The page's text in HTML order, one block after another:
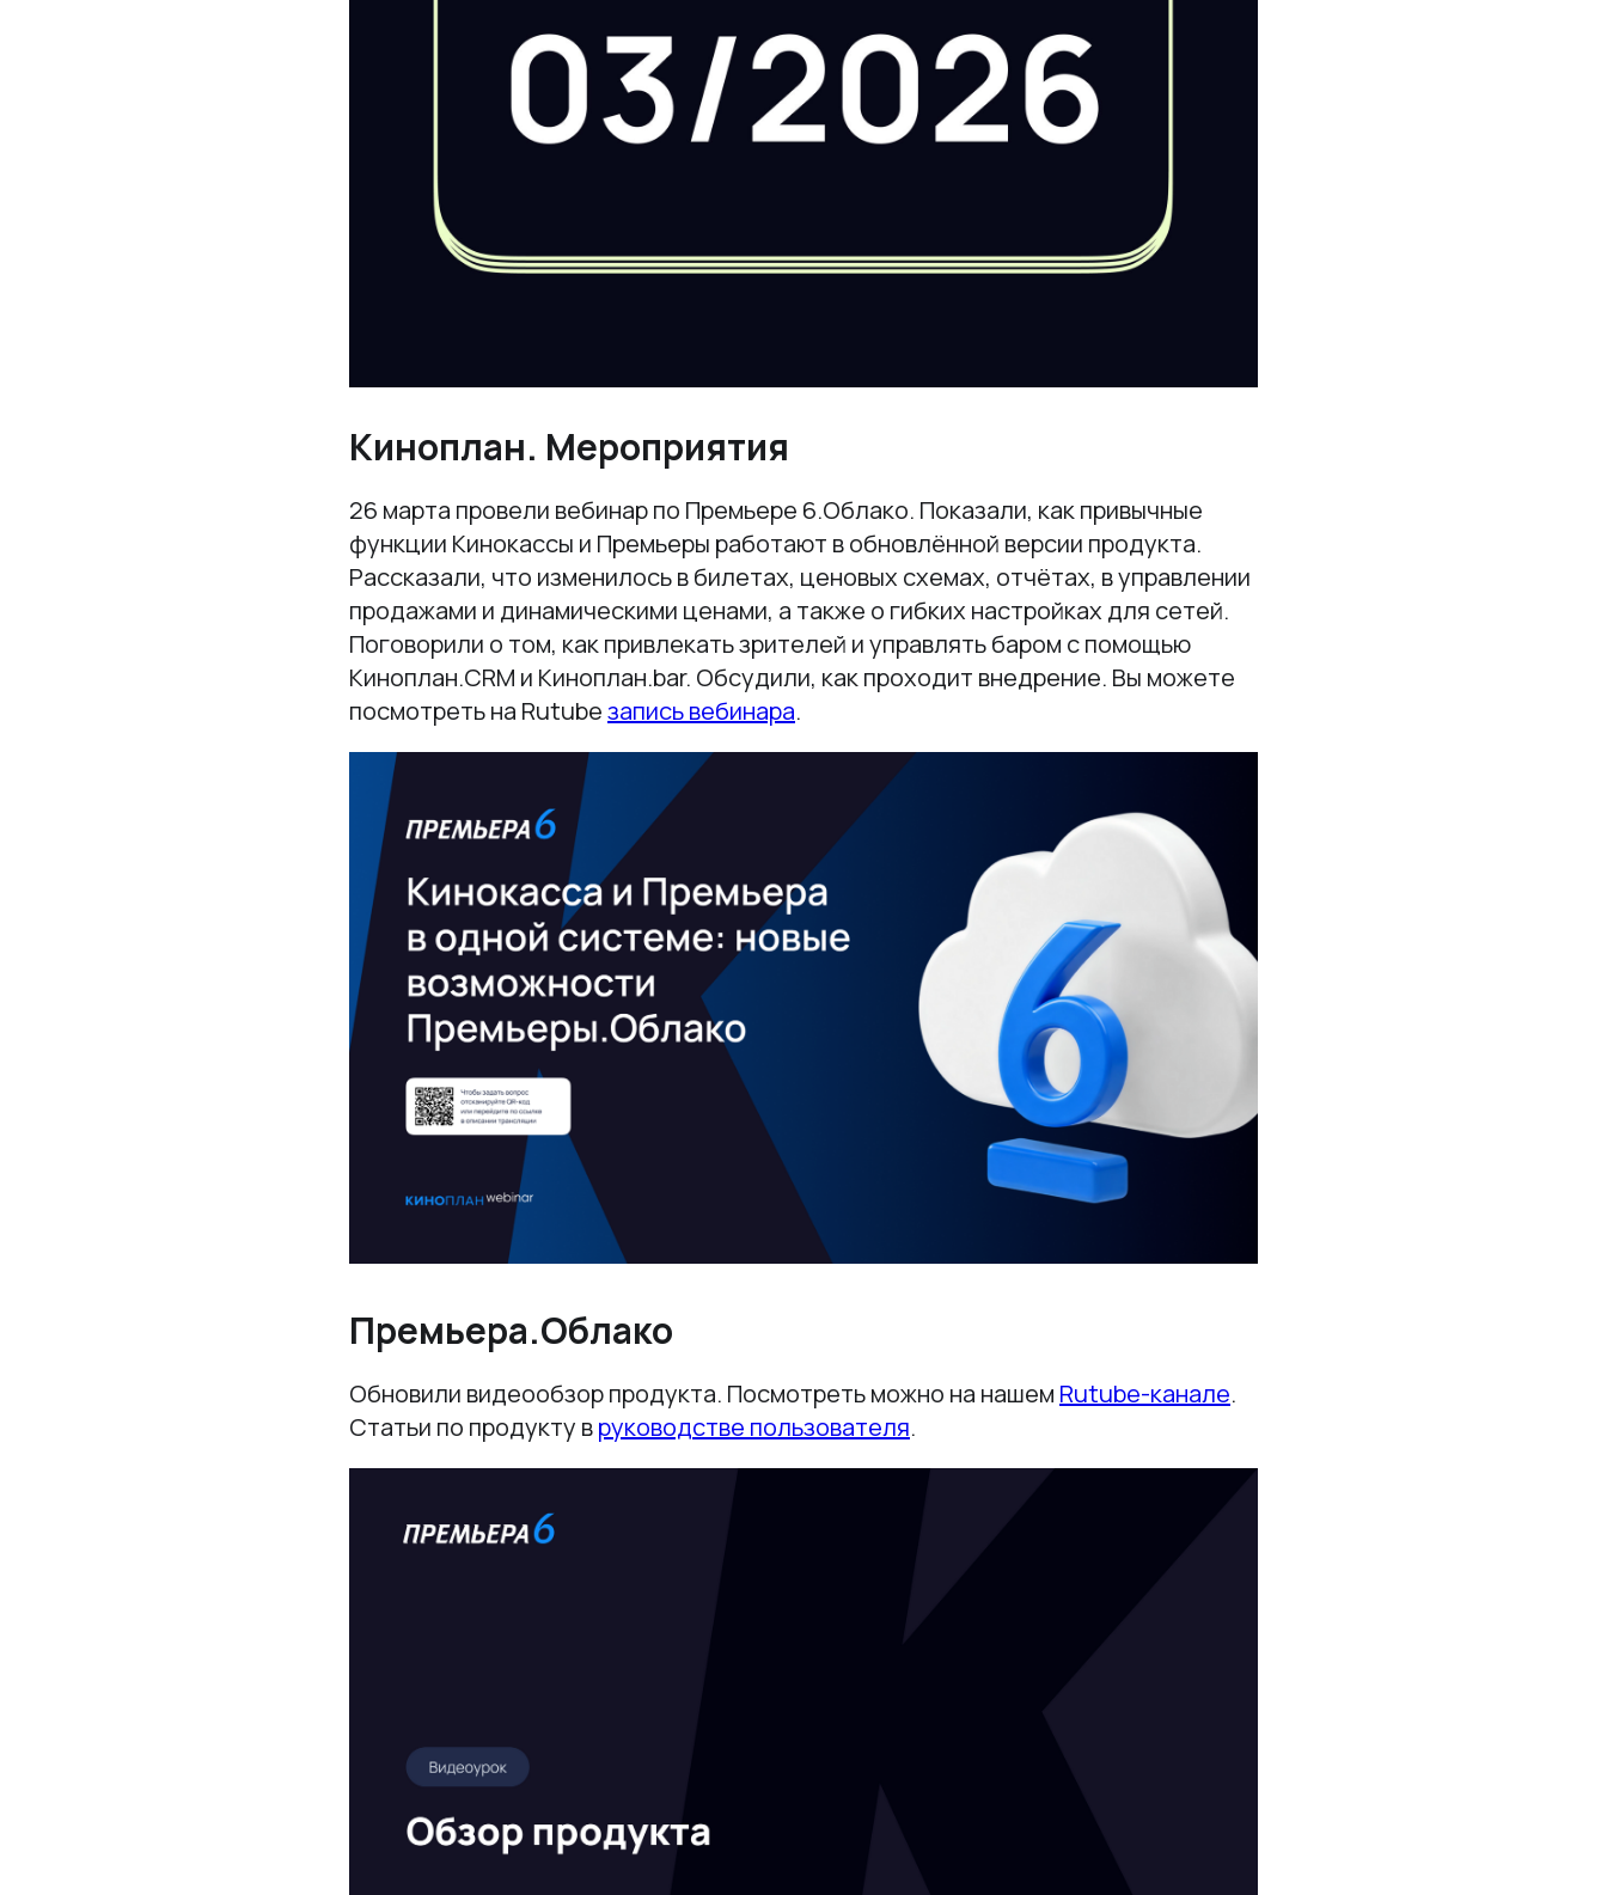
Киноплан. Мероприятия
26 марта провели вебинар по Премьере 6.Облако. Показали, как привычные
функции Кинокассы и Премьеры работают в обновлённой версии продукта.
Рассказали, что изменилось в билетах, ценовых схемах, отчётах, в управлении
продажами и динамическими ценами, а также о гибких настройках для сетей.
Поговорили о том, как привлекать зрителей и управлять баром с помощью
Киноплан.CRM и Киноплан.bar. Обсудили, как проходит внедрение. Вы можете
посмотреть на Rutubeзапись вебинара.
Премьера.Облако
Обновили видеообзор продукта. Посмотреть можно на нашем Rutube-канале.
Статьи по продукту вруководстве пользователя.